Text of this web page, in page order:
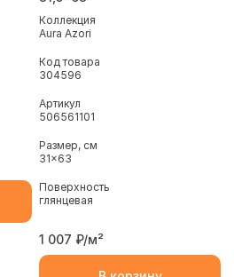
Коллекция
Aura Azori
Код товара
304596
Артикул
506561101
Размер, см
31x63
Поверхность
глянцевая
1 007 ₽/м²